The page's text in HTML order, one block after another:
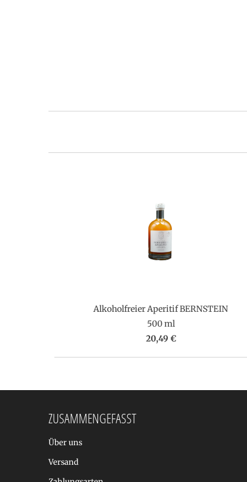
Alkoholfreier Aperitif BERNSTEIN
500 ml
20,49 €
ZUSAMMENGEFASST
Über uns
Versand